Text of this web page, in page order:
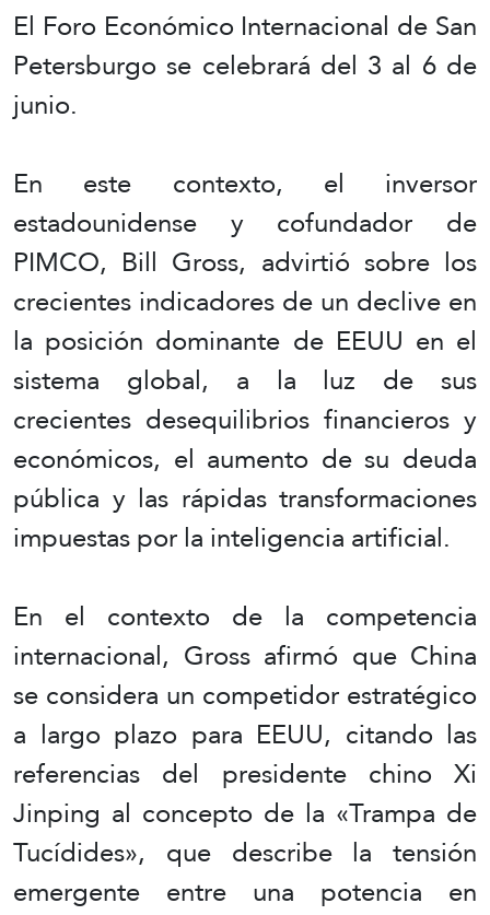
El Foro Económico Internacional de San
Petersburgo se celebrará del 3 al 6 de
junio.
En este contexto, el inversor
estadounidense y cofundador de
PIMCO, Bill Gross, advirtió sobre los
crecientes indicadores de un declive en
la posición dominante de EEUU en el
sistema global, a la luz de sus
crecientes desequilibrios financieros y
económicos, el aumento de su deuda
pública y las rápidas transformaciones
impuestas por la inteligencia artificial.
En el contexto de la competencia
internacional, Gross afirmó que China
se considera un competidor estratégico
a largo plazo para EEUU, citando las
referencias del presidente chino Xi
Jinping al concepto de la «Trampa de
Tucídides», que describe la tensión
emergente entre una potencia en